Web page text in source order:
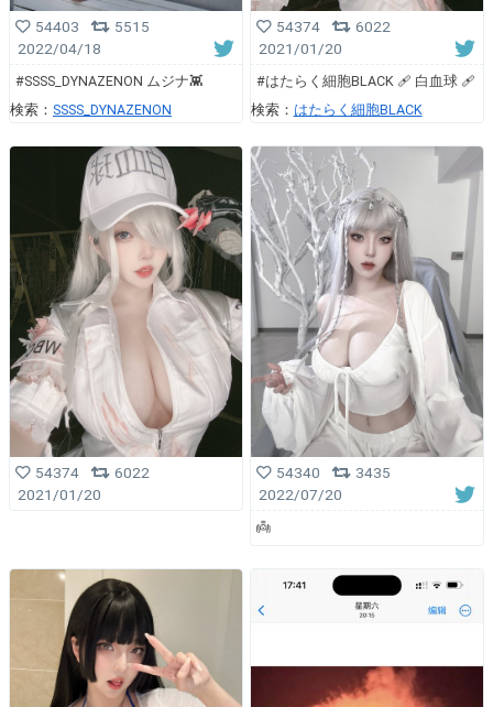
54403
5515
2022/04/18
#SSSS_DYNAZENON ムジナ👾
検索： SSSS_DYNAZENON
54374
6022
2021/01/20
#はたらく細胞BLACK 🩹 白血球 🩹
検索： はたらく細胞BLACK
54374
6022
2021/01/20
54340
3435
2022/07/20
👼